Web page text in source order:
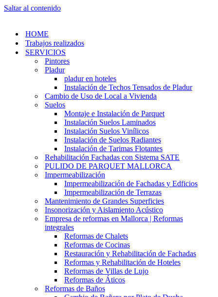
Saltar al contenido
HOME
Trabajos realizados
SERVICIOS
Pintores
Pladur
pladur en hoteles
Instalación de Techos Tensados de Pladur
Cambio de Uso de Local a Vivienda
Suelos
Montaje e Instalación de Parquet
Instalación Suelos Laminados
Instalación Suelos Vinílicos
Instalación de Suelos Radiantes
Instalación de Tarimas Flotantes
Rehabilitación Fachadas con Sistema SATE
PULIDO DE PARQUET MALLORCA
Impermeabilización
Impermeabilización de Fachadas y Edficios
Impermeabilización de Terrazas
Mantenimiento de Grandes Superficies
Insonorización y Aislamiento Acústico
Empresa de reformas en Mallorca | Reformas
integrales
Reformas de Chalets
Reformas de Cocinas
Restauración y Rehabilitación de Fachadas
Reformas y Rehabilitación de Hoteles
Reformas de Villas de Lujo
Reformas de Áticos
Reformas de Baños